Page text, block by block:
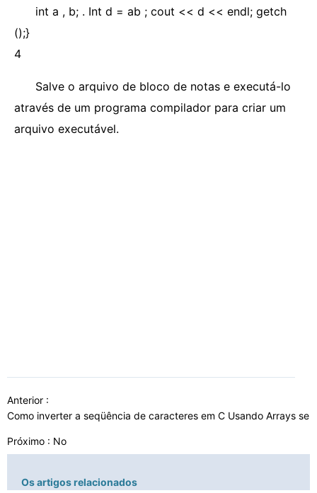
int a , b; . Int d = ab ; cout << d << endl; getch
();}
4
Salve o arquivo de bloco de notas e executá-lo
através de um programa compilador para criar um
arquivo executável.
Anterior :
Como inverter a seqüência de caracteres em C Usando Arrays
Próximo : No
Os artigos relacionados